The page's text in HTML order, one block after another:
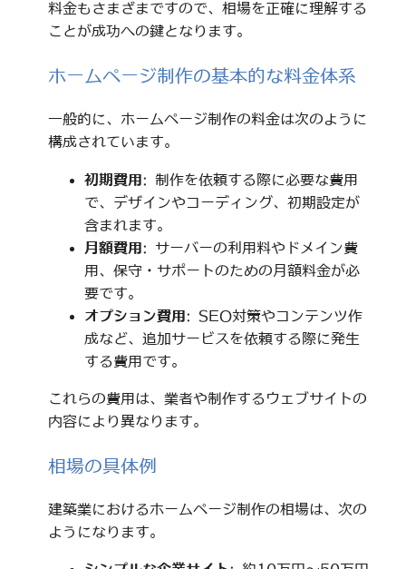
料金もさまざまですので、相場を正確に理解する
ことが成功への鍵となります。
ホームページ制作の基本的な料金体系
一般的に、ホームページ制作の料金は次のように
構成されています。
初期費用: 制作を依頼する際に必要な費用
で、デザインやコーディング、初期設定が
含まれます。
月額費用: サーバーの利用料やドメイン費
用、保守・サポートのための月額料金が必
要です。
オプション費用: SEO対策やコンテンツ作
成など、追加サービスを依頼する際に発生
する費用です。
これらの費用は、業者や制作するウェブサイトの
内容により異なります。
相場の具体例
建築業におけるホームページ制作の相場は、次の
ようになります。